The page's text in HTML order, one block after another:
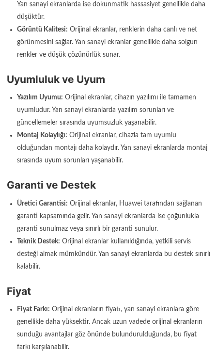
Yan sanayi ekranlarda ise dokunmatik hassasiyet genellikle daha
düşüktür.
Görüntü Kalitesi: Orijinal ekranlar, renklerin daha canlı ve net
görünmesini sağlar. Yan sanayi ekranlar genellikle daha solgun
renkler ve düşük çözünürlük sunar.
Uyumluluk ve Uyum
Yazılım Uyumu: Orijinal ekranlar, cihazın yazılımı ile tamamen
uyumludur. Yan sanayi ekranlarda yazılım sorunları ve
güncellemeler sırasında uyumsuzluk yaşanabilir.
Montaj Kolaylığı: Orijinal ekranlar, cihazla tam uyumlu
olduğundan montajı daha kolaydır. Yan sanayi ekranlarda montaj
sırasında uyum sorunları yaşanabilir.
Garanti ve Destek
Üretici Garantisi: Orijinal ekranlar, Huawei tarafından sağlanan
garanti kapsamında gelir. Yan sanayi ekranlarda ise çoğunlukla
garanti sunulmaz veya sınırlı bir garanti sunulur.
Teknik Destek: Orijinal ekranlar kullanıldığında, yetkili servis
desteği almak mümkündür. Yan sanayi ekranlarda bu destek sınırlı
kalabilir.
Fiyat
Fiyat Farkı: Orijinal ekranların fiyatı, yan sanayi ekranlara göre
genellikle daha yüksektir. Ancak uzun vadede orijinal ekranların
sunduğu avantajlar göz önünde bulundurulduğunda, bu fiyat
farkı karşılanabilir.